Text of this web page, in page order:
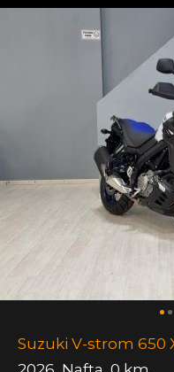
Suzuki V-strom 650